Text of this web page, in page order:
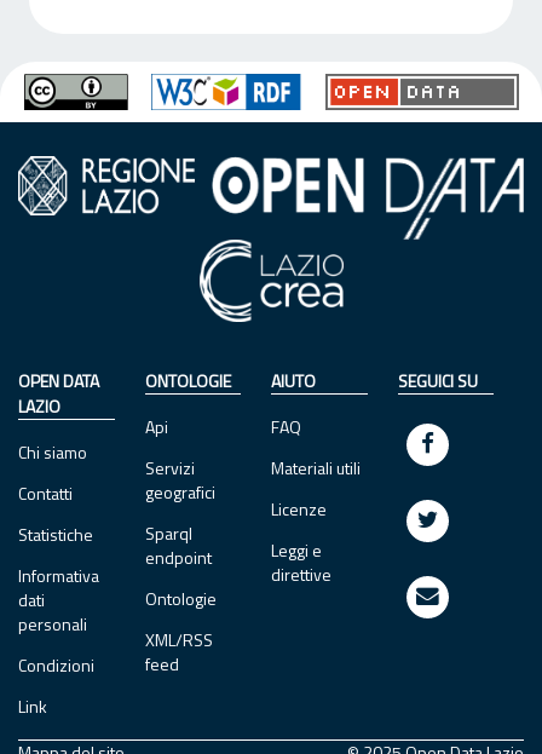
OPEN DATA
LAZIO
Chi siamo
Contatti
Statistiche
Informativa
dati
personali
Condizioni
Link
ONTOLOGIE
Api
Servizi
geografici
Sparql
endpoint
Ontologie
XML/RSS
feed
AIUTO
FAQ
Materiali utili
Licenze
Leggi e
direttive
SEGUICI SU